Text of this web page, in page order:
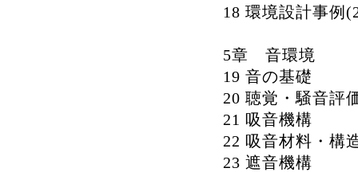
18 環境設計事例
5章 音環境
19 音の基礎
20 聴覚・騒音評
21 吸音機構
22 吸音材料・構
23 遮音機構